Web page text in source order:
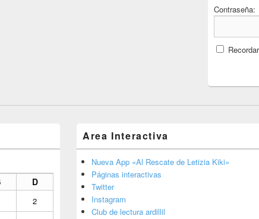
Contraseña:
D
2
Area Interactiva
Nueva App «Al Rescate de Letizia Kiki»
Páginas interactivas
Twitter
Instagram
Club de lectura ardillil